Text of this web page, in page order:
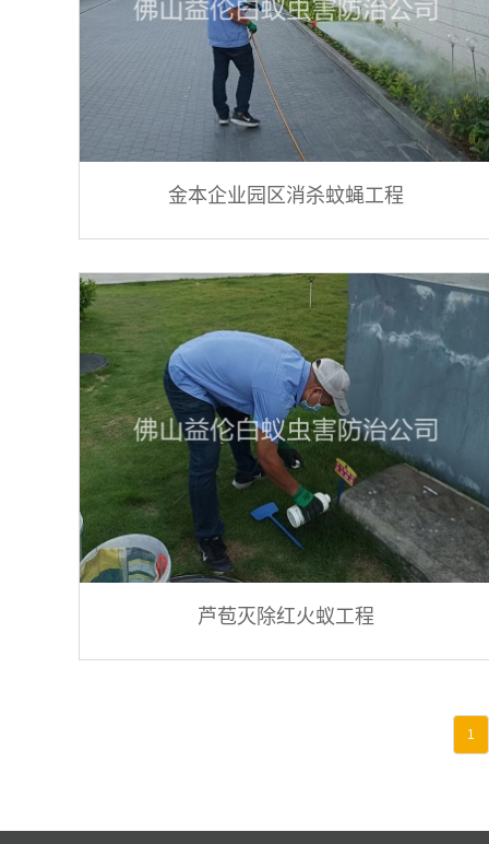
金本企业园区消杀蚊蝇工程
芦苞灭除红火蚁工程
1